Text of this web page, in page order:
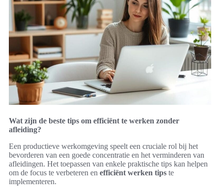
Wat zijn de beste tips om efficiënt te werken zonder
afleiding?
Een productieve werkomgeving speelt een cruciale rol bij het
bevorderen van een goede concentratie en het verminderen van
afleidingen. Het toepassen van enkele praktische tips kan helpen
om de focus te verbeteren en efficiënt werken tips te
implementeren.